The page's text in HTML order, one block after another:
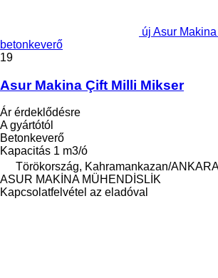
új Asur
betonkeverő
19
Asur Makina Çift Milli Mikser
Ár érdeklődésre
A gyártótól
Betonkeverő
Kapacitás 1 m3/ó
Törökország, Kahramankazan/
ASUR MAKİNA MÜHENDİSLİK
Kapcsolatfelvétel az eladóval